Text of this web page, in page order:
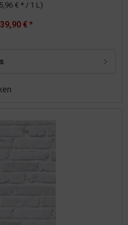
€ * / 1 L)
39,90 € *